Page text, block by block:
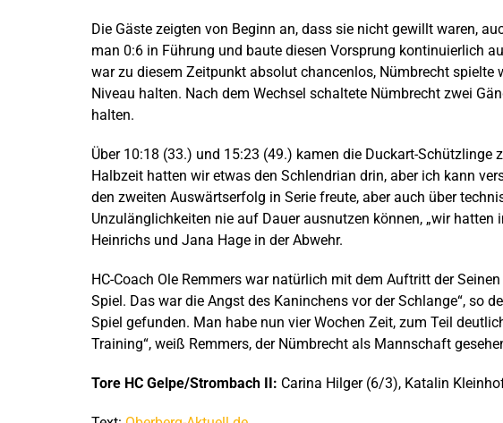
Die Gäste zeigten von Beginn an, dass sie nicht gewillt waren,
man 0:6 in Führung und baute diesen Vorsprung kontinuierlich
war zu diesem Zeitpunkt absolut chancenlos, Nümbrecht
Niveau halten. Nach dem Wechsel schaltete Nümbrecht zwei
halten.
Über 10:18 (33.) und 15:23 (49.) kamen die Duckart-
Halbzeit hatten wir etwas den Schlendrian drin, aber ich kann
den zweiten Auswärtserfolg in Serie freute, aber auch über
Unzulänglichkeiten nie auf Dauer ausnutzen können, „wir
Heinrichs und Jana Hage in der Abwehr.
HC-Coach Ole Remmers war natürlich mit dem Auftritt der
Spiel. Das war die Angst des Kaninchens vor der Schlange“, so
Spiel gefunden. Man habe nun vier Wochen Zeit, zum Teil
Training“, weiß Remmers, der Nümbrecht als Mannschaft
Tore HC Gelpe/Strombach II: Carina Hilger (6/3), Katalin